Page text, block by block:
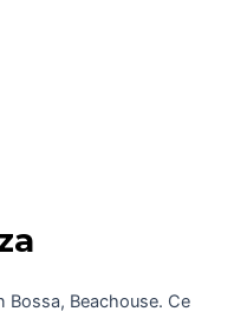
Bossa, Beachouse. Ce